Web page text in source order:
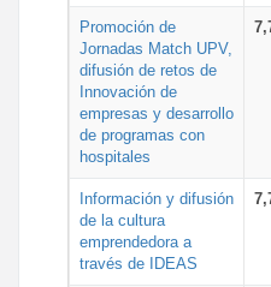
Promoción de
Jornadas Match UPV,
difusión de retos de
Innovación de
empresas y desarrollo
de programas con
hospitales
Información y difusión
de la cultura
emprendedora a
través de IDEAS